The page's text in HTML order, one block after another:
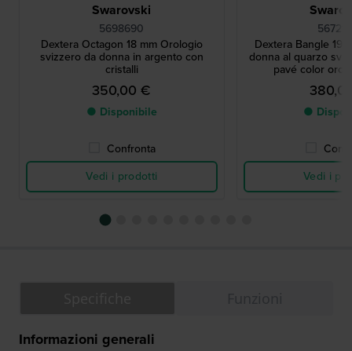
Swarovski
5698690
Dextera Octagon 18 mm Orologio
svizzero da donna in argento con
cristalli
350,00 €
● Disponibile
Confronta
Vedi i prodotti
Dextera Bangle 19
donna al quarzo
pavé color oro
●
Vedi i
Informazioni generali